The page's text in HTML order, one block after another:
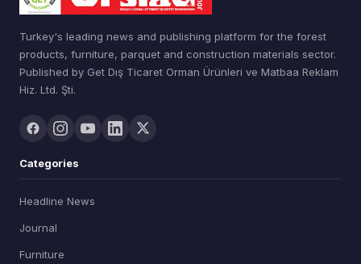
Turkey's leading news and publishing platform for the forest
products, furniture, parquet and construction materials sector.
Published by Get Dış Ticaret Orman Ürünleri ve Matbaa Reklam
Hiz. Ltd. Şti.
Categories
Headline News
Journal
Furniture